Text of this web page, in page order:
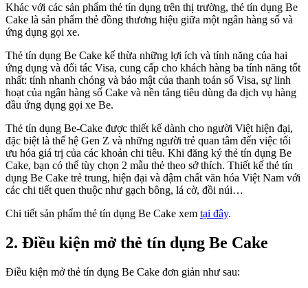
Khác với các sản phẩm thẻ tín dụng trên thị trường, thẻ tín dụng Be
Cake là sản phẩm thẻ đồng thương hiệu giữa một ngân hàng số và
ứng dụng gọi xe.
Thẻ tín dụng Be Cake kế thừa những lợi ích và tính năng của hai
ứng dụng và đối tác Visa, cung cấp cho khách hàng ba tính năng tốt
nhất: tính nhanh chóng và bảo mật của thanh toán số Visa, sự linh
hoạt của ngân hàng số Cake và nền tảng tiêu dùng đa dịch vụ hàng
đầu ứng dụng gọi xe Be.
Thẻ tín dụng Be-Cake được thiết kế dành cho người Việt hiện đại,
đặc biệt là thế hệ Gen Z và những người trẻ quan tâm đến việc tối
ưu hóa giá trị của các khoản chi tiêu. Khi đăng ký thẻ tín dụng Be
Cake, bạn có thể tùy chọn 2 mẫu thẻ theo sở thích. Thiết kế thẻ tín
dụng Be Cake trẻ trung, hiện đại và đậm chất văn hóa Việt Nam với
các chi tiết quen thuộc như gạch bông, lá cờ, đồi núi…
Chi tiết sản phẩm thẻ tín dụng Be Cake xem tại đây.
2. Điều kiện mở thẻ tín dụng Be Cake
Điều kiện mở thẻ tín dụng Be Cake đơn giản như sau: